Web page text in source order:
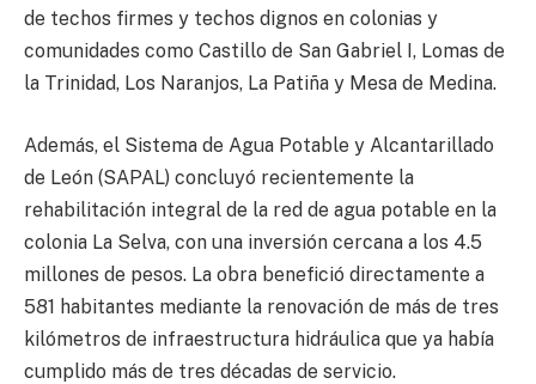
de techos firmes y techos dignos en colonias y
comunidades como Castillo de San Gabriel I, Lomas de
la Trinidad, Los Naranjos, La Patiña y Mesa de Medina.
Además, el Sistema de Agua Potable y Alcantarillado
de León (SAPAL) concluyó recientemente la
rehabilitación integral de la red de agua potable en la
colonia La Selva, con una inversión cercana a los 4.5
millones de pesos. La obra benefició directamente a
581 habitantes mediante la renovación de más de tres
kilómetros de infraestructura hidráulica que ya había
cumplido más de tres décadas de servicio.